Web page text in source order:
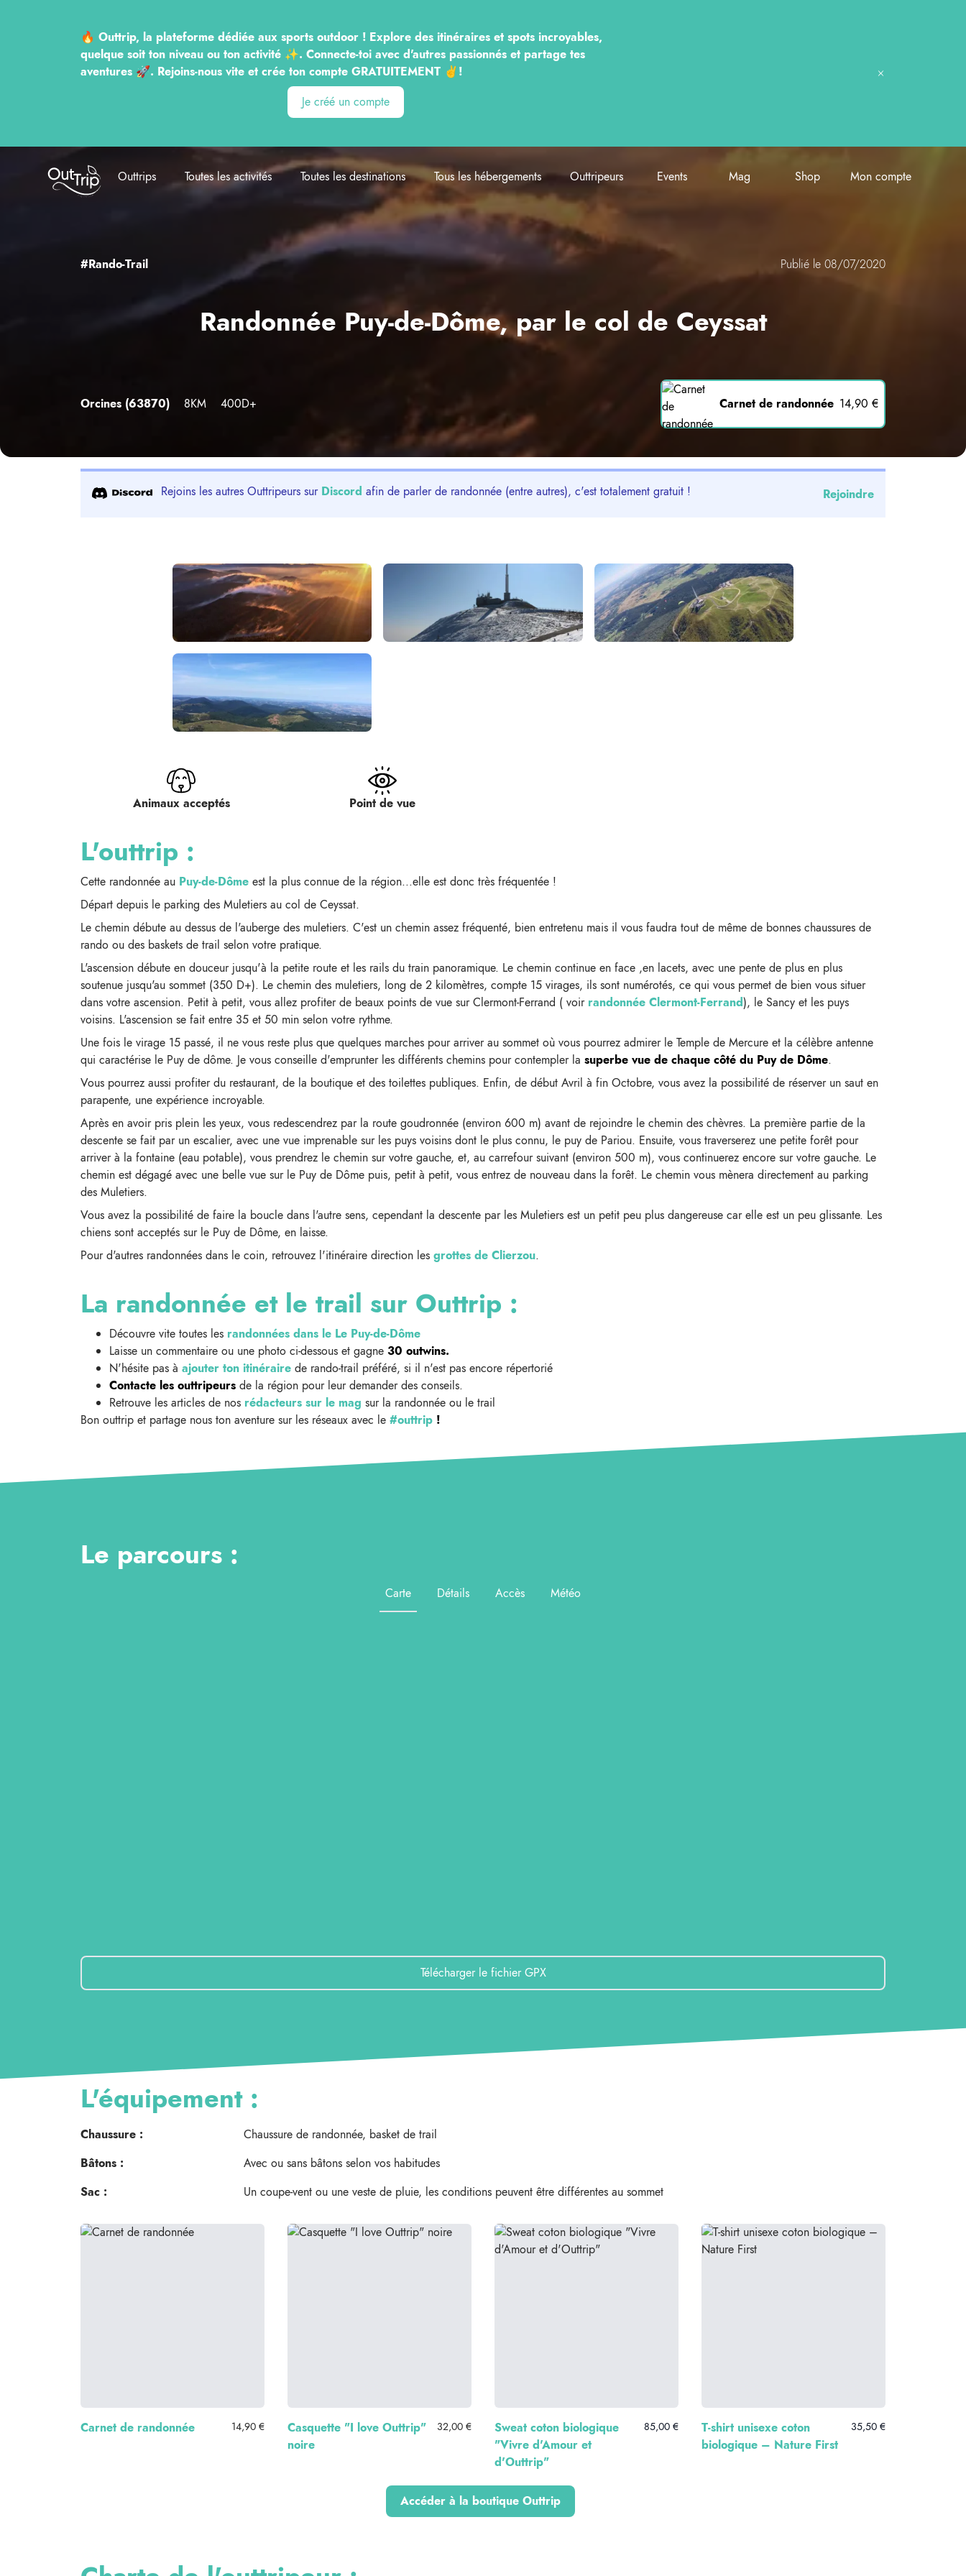
🔥 Outtrip, la plateforme dédiée aux sports outdoor ! Explore des itinéraires et spots incroyables,
quelque soit ton niveau ou ton activité ✨. Connecte-toi avec d'autres passionnés et partage tes
aventures 🚀. Rejoins-nous vite et crée ton compte GRATUITEMENT ✌️!
Je créé un compte
Outtrip Outtrips Toutes les activités Toutes les destinations Tous les hébergements Outtripeurs Events Mag Shop Mon compte
#Rando-Trail Publié le 08/07/2020
Randonnée Puy-de-Dôme, par le col de Ceyssat
Orcines (63870) 8KM 400D+ Carnet de randonnée 14,90 €
Rejoins les autres Outtripeurs sur Discord afin de parler de randonnée (entre autres), c'est totalement gratuit ! Rejoindre
Animaux acceptés Point de vue
L'outtrip :
Cette randonnée au Puy-de-Dôme est la plus connue de la région...elle est donc très fréquentée !
Départ depuis le parking des Muletiers au col de Ceyssat.
Le chemin débute au dessus de l'auberge des muletiers. C'est un chemin assez fréquenté, bien entretenu mais il vous faudra tout de même de bonnes chaussures de
rando ou des baskets de trail selon votre pratique.
L'ascension débute en douceur jusqu'à la petite route et les rails du train panoramique. Le chemin continue en face ,en lacets, avec une pente de plus en plus
soutenue jusqu'au sommet (350 D+). Le chemin des muletiers, long de 2 kilomètres, compte 15 virages, ils sont numérotés, ce qui vous permet de bien vous situer
dans votre ascension. Petit à petit, vous allez profiter de beaux points de vue sur Clermont-Ferrand ( voir randonnée Clermont-Ferrand), le Sancy et les puys
voisins. L'ascension se fait entre 35 et 50 min selon votre rythme.
Une fois le virage 15 passé, il ne vous reste plus que quelques marches pour arriver au sommet où vous pourrez admirer le Temple de Mercure et la célèbre antenne
qui caractérise le Puy de dôme. Je vous conseille d'emprunter les différents chemins pour contempler la superbe vue de chaque côté du Puy de Dôme.
Vous pourrez aussi profiter du restaurant, de la boutique et des toilettes publiques. Enfin, de début Avril à fin Octobre, vous avez la possibilité de réserver un saut en
parapente, une expérience incroyable.
Après en avoir pris plein les yeux, vous redescendrez par la route goudronnée (environ 600 m) avant de rejoindre le chemin des chèvres. La première partie de la
descente se fait par un escalier, avec une vue imprenable sur les puys voisins dont le plus connu, le puy de Pariou. Ensuite, vous traverserez une petite forêt pour
arriver à la fontaine (eau potable), vous prendrez le chemin sur votre gauche, et, au carrefour suivant (environ 500 m), vous continuerez encore sur votre gauche. Le
chemin est dégagé avec une belle vue sur le Puy de Dôme puis, petit à petit, vous entrez de nouveau dans la forêt. Le chemin vous mènera directement au parking
des Muletiers.
Vous avez la possibilité de faire la boucle dans l'autre sens, cependant la descente par les Muletiers est un petit peu plus dangereuse car elle est un peu glissante. Les
chiens sont acceptés sur le Puy de Dôme, en laisse.
Pour d'autres randonnées dans le coin, retrouvez l'itinéraire direction les grottes de Clierzou.
La randonnée et le trail sur Outtrip :
Découvre vite toutes les randonnées dans le Le Puy-de-Dôme
Laisse un commentaire ou une photo ci-dessous et gagne 30 outwins.
N'hésite pas à ajouter ton itinéraire de rando-trail préféré, si il n'est pas encore répertorié
Contacte les outtripeurs de la région pour leur demander des conseils.
Retrouve les articles de nos rédacteurs sur le mag sur la randonnée ou le trail
Bon outtrip et partage nous ton aventure sur les réseaux avec le #outtrip !
Le parcours :
Carte Détails Accès Météo
Télécharger le fichier GPX
L'équipement :
Chaussure :
Chaussure de randonnée, basket de trail
Bâtons :
Avec ou sans bâtons selon vos habitudes
Sac :
Un coupe-vent ou une veste de pluie, les conditions peuvent être différentes au sommet
Carnet de randonnée 14,90 €
Casquette "I love Outtrip"
noire
32,00 €
Sweat coton biologique
"Vivre d'Amour et
d'Outtrip"
85,00 €
T-shirt unisexe coton
biologique – Nature First
35,50 €
Accéder à la boutique Outtrip